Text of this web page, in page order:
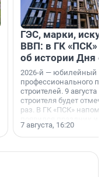
ГЭС, марки,
ВВП: в ГК «ПСК»
об истории Дня
2026-й — юбилейный
профессионального
строителей. 9 августа
строителя будет
раз. В ГК «ПСК»
поменялась роль
7 августа, 16:20